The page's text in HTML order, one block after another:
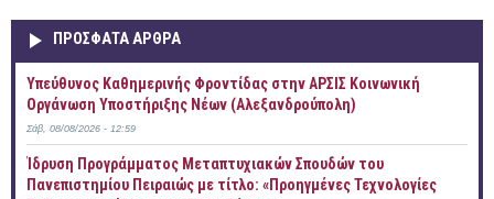
ΠΡOΣΦΑΤΑ AΡΘΡΑ
Yπεύθυνος Καθημερινής Φροντίδας στην ΑΡΣΙΣ Κοινωνική
Οργάνωση Υποστήριξης Νέων (Αλεξανδρούπολη)
Σάβ, 08/08/2026 - 12:59
Ίδρυση Προγράμματος Μεταπτυχιακών Σπουδών του
Πανεπιστημίου Πειραιώς με τίτλο: «Προηγμένες Τεχνολογίες